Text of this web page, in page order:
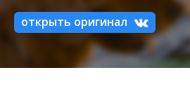
открыть оригинал